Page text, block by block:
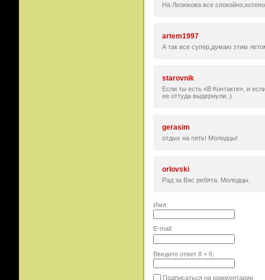
На Лизюкова все
artem1997
А так все супер,думаю этим
starovnik
Если ты есть «В Контакте», и
ее оттуда выдернули..)
gerasim
отдых на пять! Молодцы!
orlovski
Рад за Вас ребята. Молодцы.
Имя:
E-mail:
Введите ответ 8+ 6:
Подписаться на комментарии